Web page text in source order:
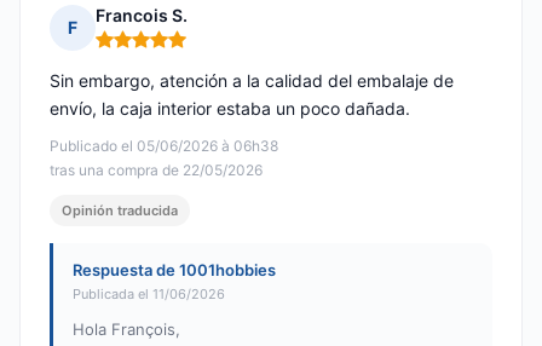
F
Francois S.
Nota: 5 de 5
Publicado el 05/06/2026 à 06h38
tras una compra de 22/05/2026
Sin embargo, atención a la calidad del embalaje de
envío, la caja interior estaba un poco dañada.
Opinión traducida
Respuesta de 1001hobbies
Publicada el 11/06/2026
Hola François,